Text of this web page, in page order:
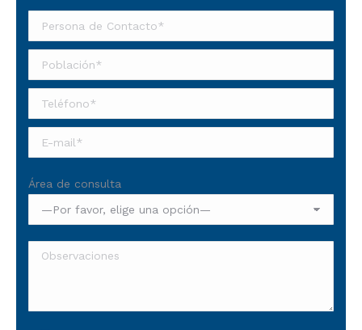
Área de consulta